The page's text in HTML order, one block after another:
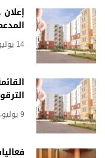
14 يوليو، 2026
9 يوليو، 2026